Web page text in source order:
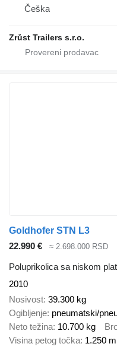
Češka
Zrůst Trailers s.r.o.
Goldhofer STN L3
22.990 €
≈ 2.698.000 RSD
Poluprikolica sa niskom
2010
Nosivost 39.300 kg
Ogibljenje pneumatski/
Neto težina 10.700 kg
Visina petog točka 1.250